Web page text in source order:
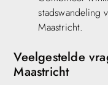
stadswandeling
Maastricht.
Veelgestelde
Maastricht